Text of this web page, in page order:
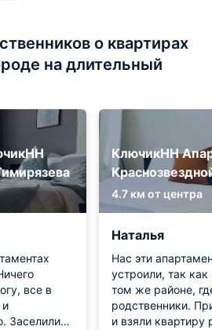
о квартирах
на длительный
все в
и
Заселились
КлючикНН
4.7 км от центра
Наталья
Нас эти
устроили, так
том же районе,
родственники.
и взяли